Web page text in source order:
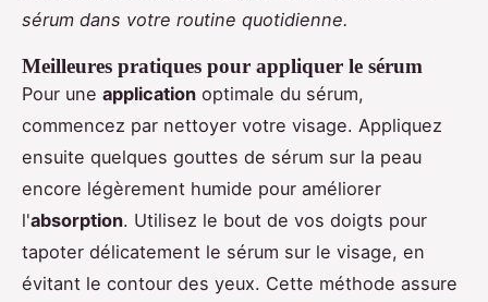
sérum dans votre routine quotidienne.
Meilleures pratiques pour appliquer le sérum
Pour une application optimale du sérum,
commencez par nettoyer votre visage. Appliquez
ensuite quelques gouttes de sérum sur la peau
encore légèrement humide pour améliorer
l'absorption. Utilisez le bout de vos doigts pour
tapoter délicatement le sérum sur le visage, en
évitant le contour des yeux. Cette méthode assure